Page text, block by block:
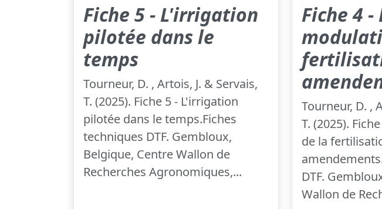
Fiche 5 - L'irrigation
pilotée dans le
temps
Tourneur, D. , Artois, J. & Servais,
T. (2025). Fiche 5 - L'irrigation
pilotée dans le temps.Fiches
techniques DTF. Gembloux,
Belgique, Centre Wallon de
Recherches Agronomiques,...
Fiche 4 -
Tourneur, D. ,
T. (2025).
de la
DTF.
Wallon de